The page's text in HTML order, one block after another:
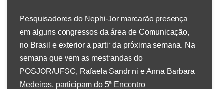
Pesquisadores do Nephi-Jor marcarão presença
em alguns congressos da área de Comunicação,
no Brasil e exterior a partir da próxima semana. Na
semana que vem as mestrandas do
POSJOR/UFSC, Rafaela Sandrini e Anna Barbara
Medeiros, participam do 5ª Encontro